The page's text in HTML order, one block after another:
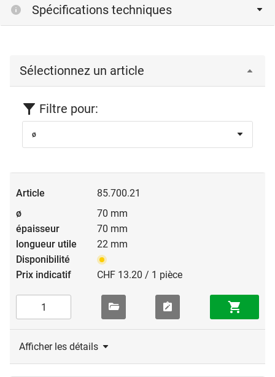
Spécifications techniques
Sélectionnez un article
Filtre pour:
ø
85.700.21
70 mm
70 mm
22 mm
CHF 13.20 / 1 pièce
Afficher les détails